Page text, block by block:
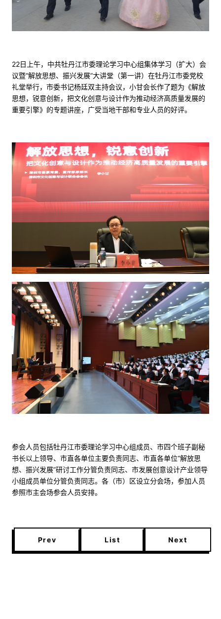
22日上午，中共牡丹江市委理论学习中心组集体学习（扩大）会
议暨“解放思想、振兴发展”大讲堂（第一讲）在牡丹江市委党校
礼堂举行，市委书记杨廷双主持会议，小甘会长作了题为《解放
思想，锐意创新，把文化创意与设计作为推动经济高质量发展的
重要引擎》的专题讲座，广受当地干部和专业人员的好评。
参会人员包括牡丹江市委理论学习中心组成员、市四个班子副秘
书长以上领导、市直各单位主要负责同志、市直各单位“解放思
想、振兴发展”研讨工作分管负责同志、市发展创意设计产业领导
小组成员单位分管负责同志。各（市）区设立分会场，参加人员
参照市主会场参会人员安排。
Prev List Next